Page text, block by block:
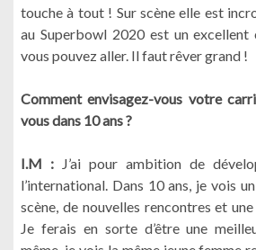
touche à tout ! Sur scène elle est
au Superbowl 2020 est un excellent
vous pouvez aller. Il faut rêver grand !
Comment envisagez-vous votre
vous dans 10 ans ?
I.M : J’ai pour ambition de
l’international. Dans 10 ans, je vois
scène, de nouvelles rencontres et
Je ferais en sorte d’être une